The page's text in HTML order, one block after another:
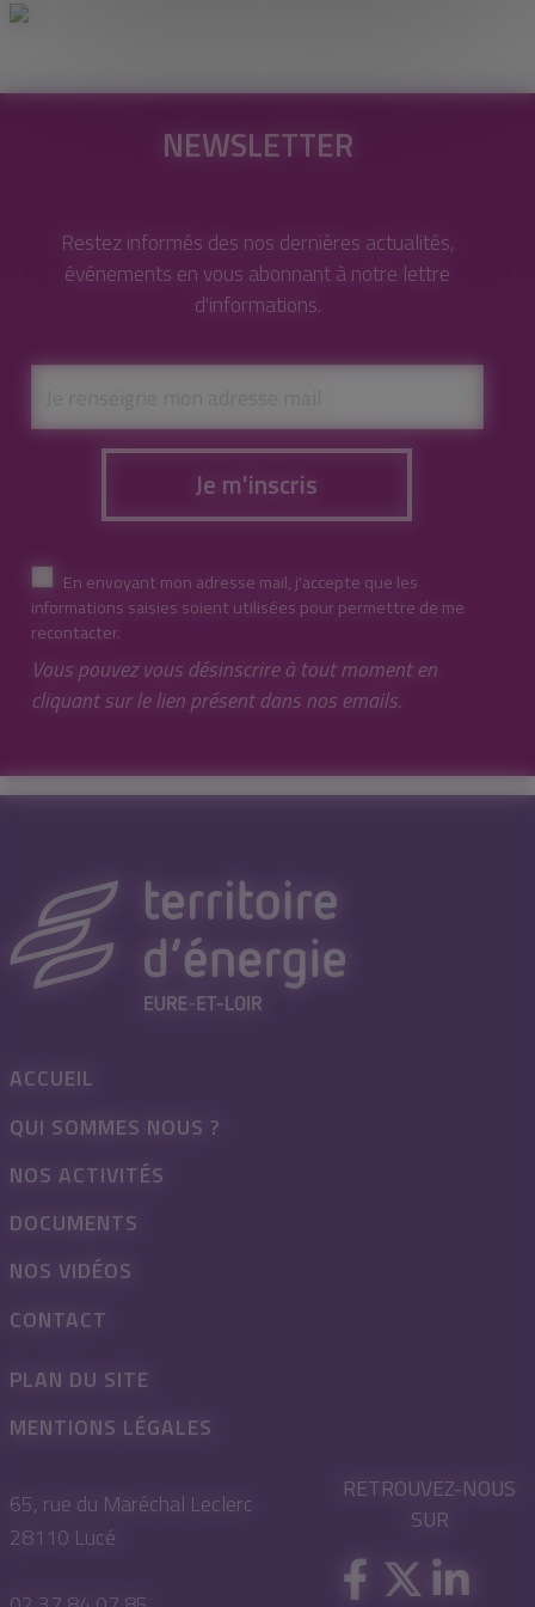
NEWSLETTER
Restez informés des nos dernières actualités,
événements en vous abonnant à notre lettre
d'informations.
Je m'inscris
En envoyant mon adresse mail, j'accepte que les
informations saisies soient utilisées pour permettre de me
recontacter.
Vous pouvez vous désinscrire à tout moment en
cliquant sur le lien présent dans nos emails.
65, rue du Maréchal Leclerc
28110 Lucé
ACCUEIL
QUI SOMMES NOUS ?
NOS ACTIVITÉS
DOCUMENTS
NOS VIDÉOS
CONTACT
PLAN DU SITE
MENTIONS LÉGALES
RETROUVEZ-NOUS
SUR